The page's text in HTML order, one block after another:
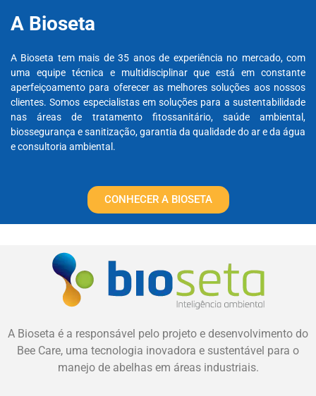
A Bioseta
A Bioseta tem mais de 35 anos de experiência no mercado, com
uma equipe técnica e multidisciplinar que está em constante
aperfeiçoamento para oferecer as melhores soluções aos nossos
clientes. Somos especialistas em soluções para a sustentabilidade
nas áreas de tratamento fitossanitário, saúde ambiental,
biossegurança e sanitização, garantia da qualidade do ar e da água
e consultoria ambiental.
CONHECER A BIOSETA
A Bioseta é a responsável pelo projeto e desenvolvimento do
Bee Care, uma tecnologia inovadora e sustentável para o
manejo de abelhas em áreas industriais.